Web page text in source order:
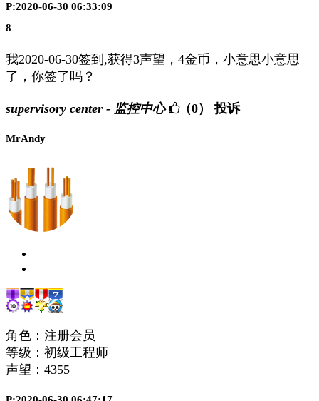
P:2020-06-30 06:33:09
8
我2020-06-30签到,获得3声望，4金币，小意思小意思
了，你签了吗？
supervisory center - 监控中心 （0） 投诉
MrAndy
角色：注册会员
等级：初级工程师
声望： 4355